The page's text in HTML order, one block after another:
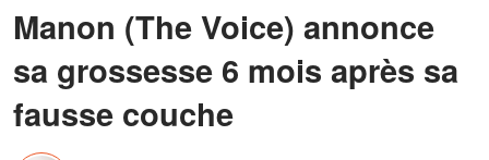
Manon (The Voice) annonce
sa grossesse 6 mois après sa
fausse couche